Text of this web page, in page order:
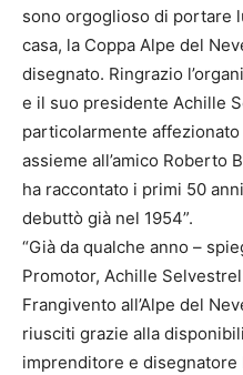
sono orgoglioso di portare
casa, la Coppa Alpe del
disegnato. Ringrazio
e il suo presidente Achille
particolarmente
assieme all’amico Roberto
ha raccontato i primi 50
debuttò già nel 1954”.
“Già da qualche anno –
Promotor, Achille
Frangivento all’Alpe del
riusciti grazie alla
imprenditore e